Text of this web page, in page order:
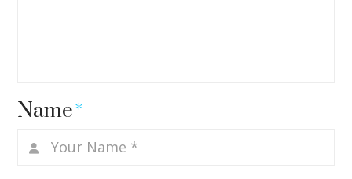
Name*